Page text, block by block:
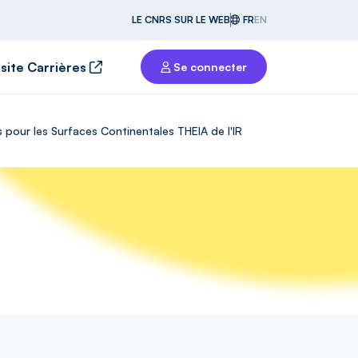
LE CNRS SUR LE WEB FREN
Carrières Se connecter
les Surfaces Continentales THEIA de l'IR